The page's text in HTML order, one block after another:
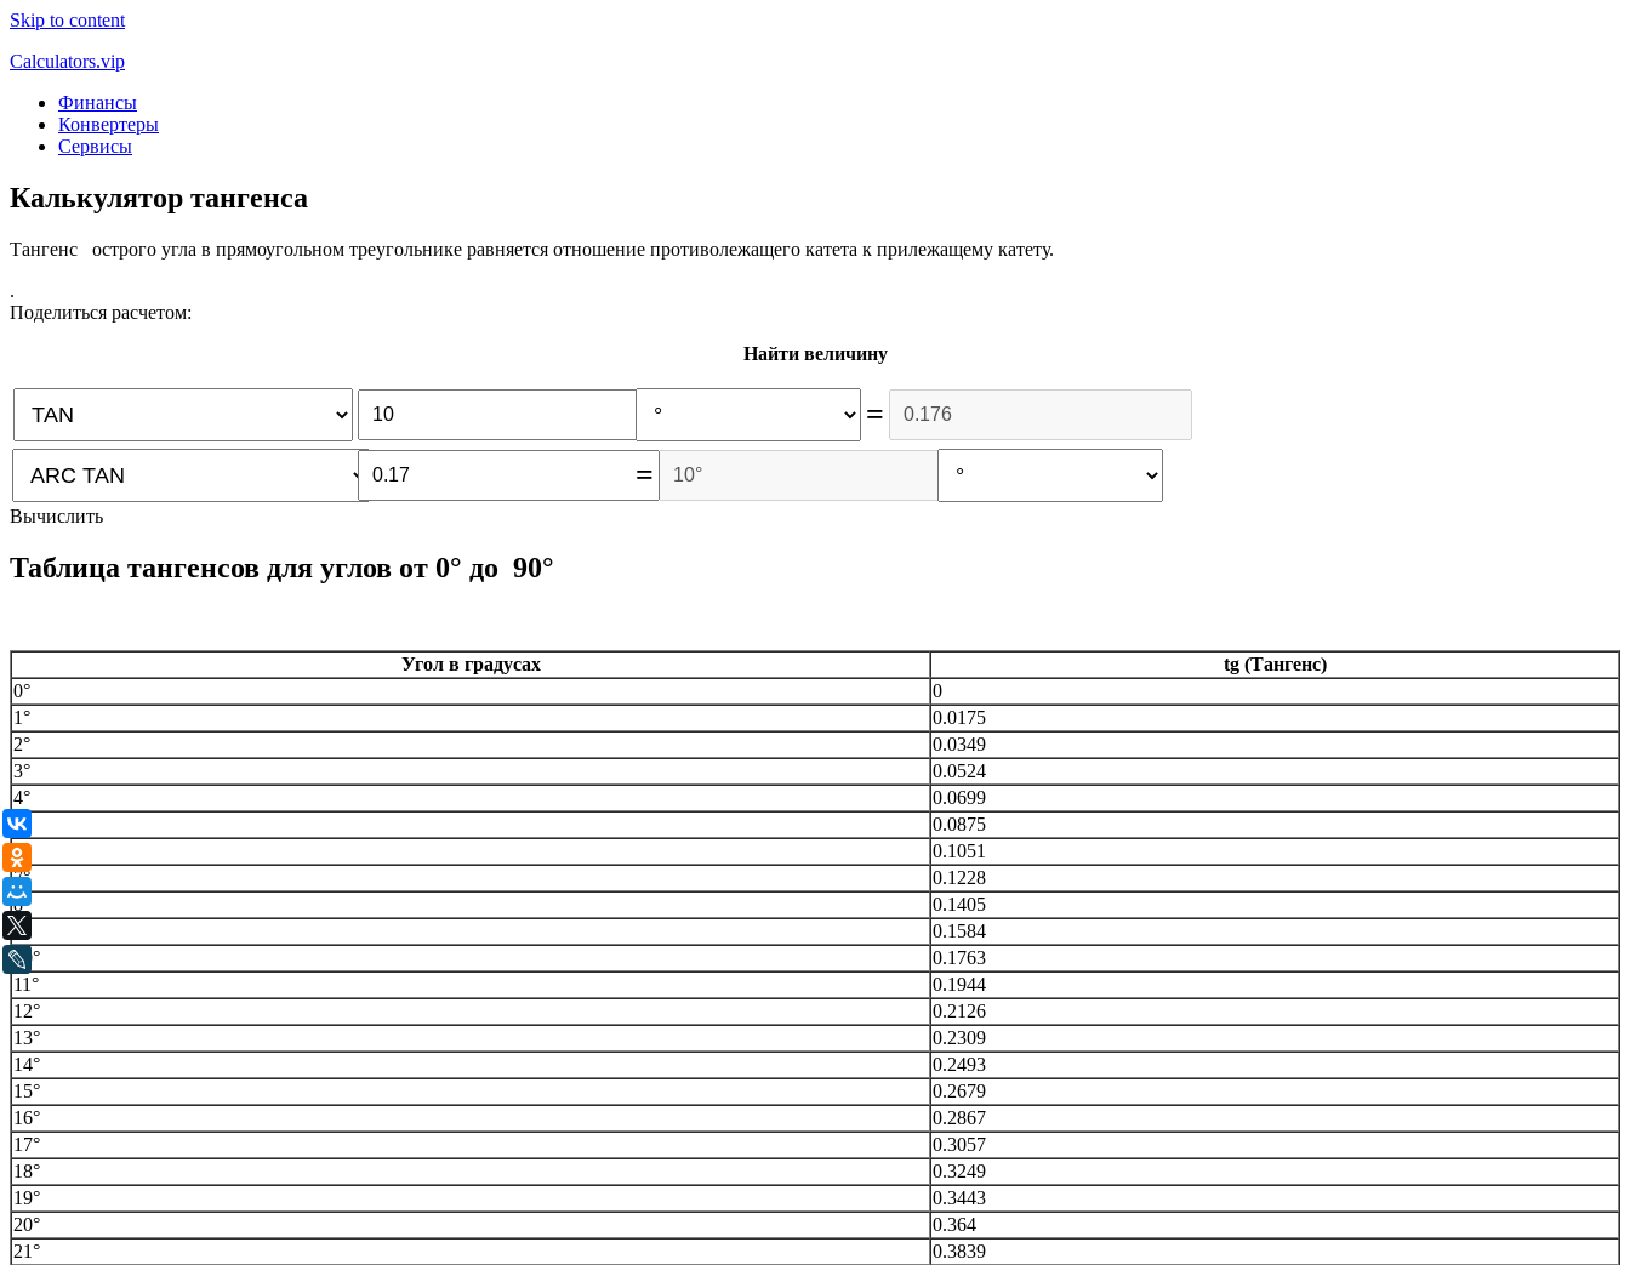
Skip to content
Calculators.vip
Финансы
Конвертеры
Сервисы
Калькулятор тангенса
Тангенс острого угла в прямоугольном треугольнике равняется отношение противолежащего катета к прилежащему катету.
.
Поделиться расчетом:
Найти величину
=
=
Вычислить
Таблица тангенсов для углов от 0° до 90°
Угол в градусах
tg (Тангенс)
0°
0
1°
0.0175
2°
0.0349
3°
0.0524
4°
0.0699
5°
0.0875
6°
0.1051
7°
0.1228
8°
0.1405
9°
0.1584
10°
0.1763
11°
0.1944
12°
0.2126
13°
0.2309
14°
0.2493
15°
0.2679
16°
0.2867
17°
0.3057
18°
0.3249
19°
0.3443
20°
0.364
21°
0.3839
Мой Мир
X